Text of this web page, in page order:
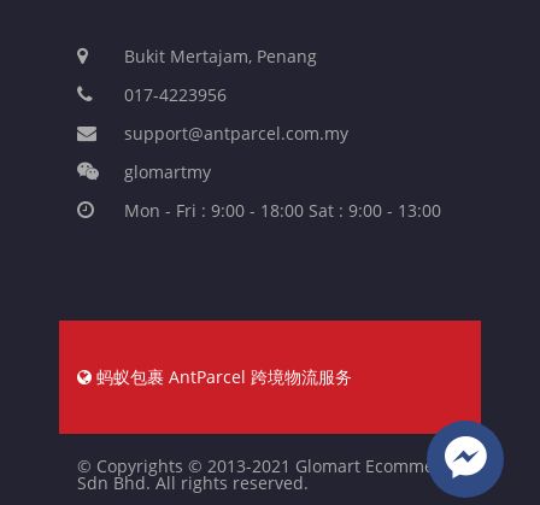
Bukit Mertajam, Penang
017-4223956
support@antparcel.com.my
glomartmy
Mon - Fri : 9:00 - 18:00 Sat : 9:00 - 13:00
蚂蚁包裹 AntParcel 跨境物流服务
© Copyrights © 2013-2021 Glomart Ecommerce
Sdn Bhd. All rights reserved.